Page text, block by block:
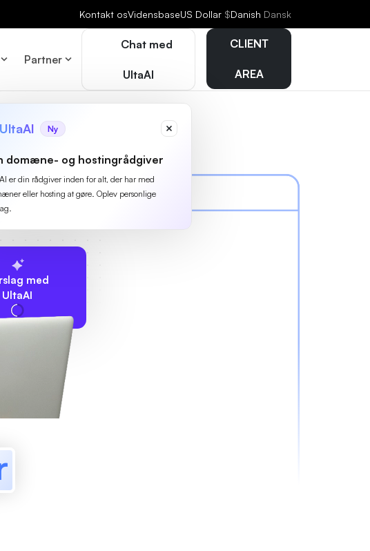
Kontakt osVidensbaseUS Dollar $Danish Dansk
Partner
Chat med
UltaAI
UltaAI Ny
domæne- og hostingrådgiver
er din rådgiver inden for alt, der har med
eller hosting at gøre. Oplev personlige
CLIENT
AREA
med
UltaAI